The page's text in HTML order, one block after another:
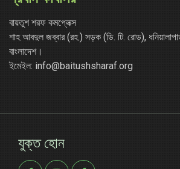
বায়তুশ শরফ কমপ্লেক্স
শাহ আবদুল জব্বার (রহ.) সড়ক (ডি. টি. রোড),
বাংলাদেশ।
ইমেইল: info@baitushsharaf.org
যুক্ত হোন